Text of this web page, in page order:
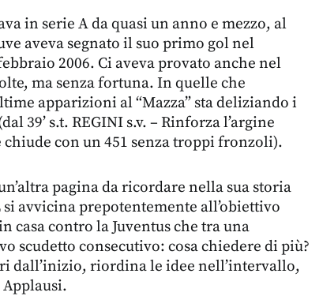
in serie A da quasi un anno e mezzo, al
aveva segnato il suo primo gol nel
2006. Ci aveva provato anche nel
ma senza fortuna. In quelle che
apparizioni al “Mazza” sta deliziando i
39’ s.t. REGINI s.v. – Rinforza l’argine
chiude con un 451 senza troppi fronzoli).
pagina da ricordare nella sua storia
si avvicina prepotentemente all’obiettivo
casa contro la Juventus che tra una
scudetto consecutivo: cosa chiedere di più?
dall’inizio, riordina le idee nell’intervallo,